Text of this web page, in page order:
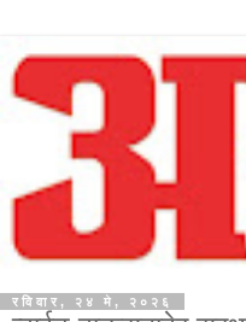
रविवार, २४ मे, २०२६